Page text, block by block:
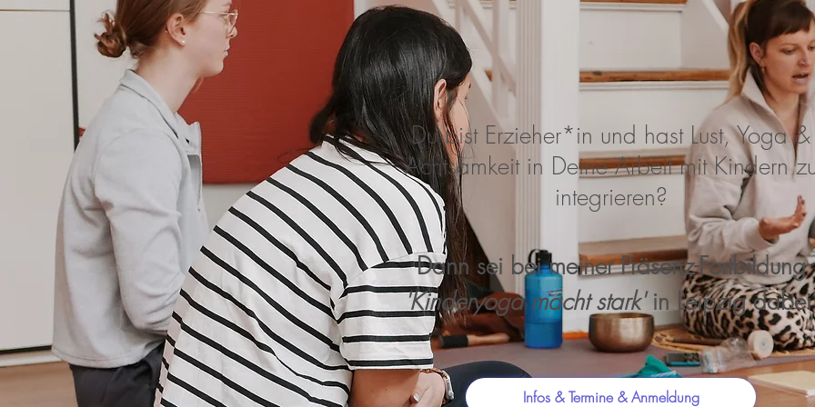
Du bist Erzieher*in und hast Lust, Yoga &
Achtsamkeit in Deine Arbeit mit Kindern
integrieren?
Dann sei bei meiner Präsenz-Fortbildung
'Kinderyoga macht stark'in Leipzig
Infos & Termine & Anmeldung